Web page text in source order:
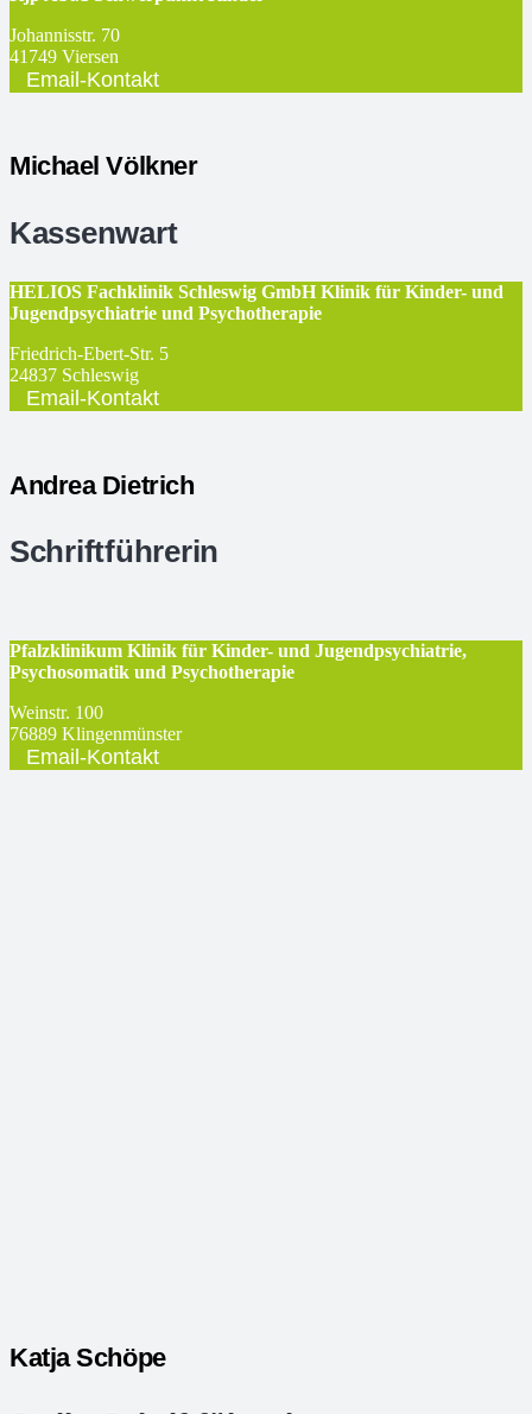
Johannisstr. 70
41749 Viersen
Email-Kontakt
Michael Völkner
Kassenwart
HELIOS Fachklinik Schleswig GmbH Klinik für Kinder- und
Jugendpsychiatrie und Psychotherapie
Friedrich-Ebert-Str. 5
24837 Schleswig
Email-Kontakt
Andrea Dietrich
Schriftführerin
Pfalzklinikum Klinik für Kinder- und Jugendpsychiatrie,
Psychosomatik und Psychotherapie
Weinstr. 100
76889 Klingenmünster
Email-Kontakt
Katja Schöpe